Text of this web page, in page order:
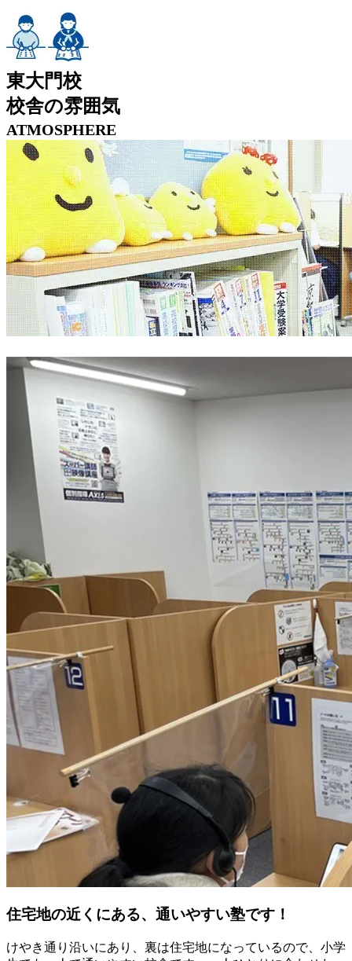
東大門校
校舎の雰囲気
ATMOSPHERE
住宅地の近くにある、通いやすい塾です！
けやき通り沿いにあり、裏は住宅地になっているので、小学